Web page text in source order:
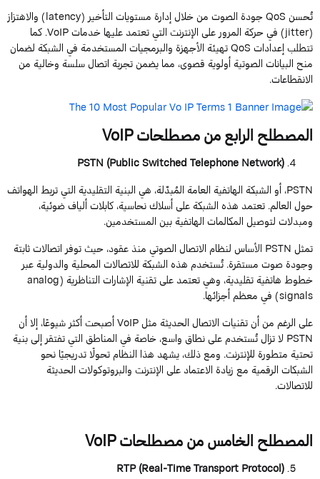
تُحسنQoSجودةالصوتمنخلالإدارةمستوياتالتأخير(
latency
) والاهتزاز
(
jitter
) فيحركةالمرورعلىالإنترنتالتيتعتمدعليهاخدماتVoIP
.كما
تتطلبإعداداتQoSتهيئة الأجهزة والبرمجيات المستخدمة في الشبكة لضمان
منح البيانات الصوتية أولوية قصوى، مما يضمن تجربة اتصال سلسة وخالية من
الانقطاعات.
المصطلحالرابعمنمصطلحاتVoIP
PSTN (PublicSwitchedTelephoneNetwork)
PSTN، أو الشبكة الهاتفية العامة المُبدّلة، هي البنية التقليدية التي تربط الهواتف
حول العالم. تعتمد هذه الشبكة على أسلاك نحاسية، كابلات ألياف ضوئية،
ومبدلات لتوصيل المكالمات الهاتفية بين المستخدمين.
تمثلPSTN الأساسلنظامالاتصالالصوتيمنذعقود،حيثتوفراتصالاتثابتة
وجودةصوتمستقرة.تُستخدمهذهالشبكةللاتصالاتالمحليةوالدوليةعبر
خطوطهاتفيةتقليدية، وهيتعتمدعلىتقنيةالإشاراتالتناظرية(
analog
signals) في معظم أجزائها.
علىالرغممنأنتقنياتالاتصالالحديثةمثلVoIPأصبحتأكثرشيوعًا،إلاأن
PSTN لا تزال تُستخدم على نطاق واسع، خاصة في المناطق التي تفتقر إلى بنية
تحتية متطورة للإنترنت. ومع ذلك، يشهد هذا النظام تحولًا تدريجيًا نحو
الشبكات الرقمية مع زيادة الاعتماد على الإنترنت والبروتوكولات الحديثة
للاتصالات.
المصطلحالخامسمنمصطلحاتVoIP
RTP (Real-TimeTransportProtocol)